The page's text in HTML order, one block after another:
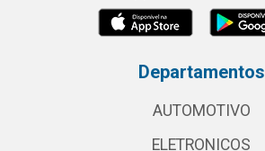
Departamentos
AUTOMOTIVO
ELETRONICOS